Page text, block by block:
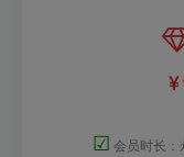
☑ 会员时长：